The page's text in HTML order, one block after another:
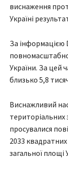
виснаження
Україні
За інформацією
України. За цей
близько 5,8
Виснажливий
територіальних
просувалися
2033
загальної площі